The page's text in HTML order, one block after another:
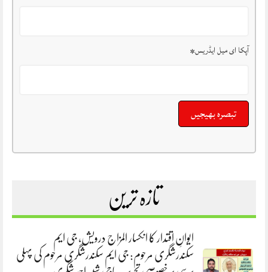
آپکا ای میل ایڈریس*
تازہ ترین
ایوانِ اقتدار کا انکسار المزاج درویش، جی ایم
سکندرشگری مرحوم: جی ایم سکندرشگری مرحوم کی پہلی